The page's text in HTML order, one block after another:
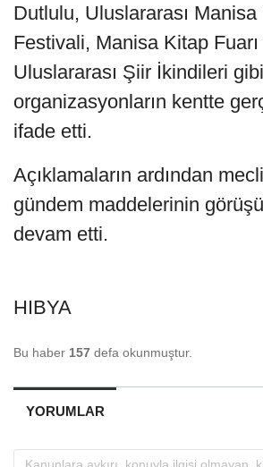
Dutlulu, Uluslararası
Festivali, Manisa Kitap
Uluslararası Şiir İkindileri gibi
organizasyonların kentte
ifade etti.
Açıklamaların ardından
gündem maddelerinin
devam etti.
HIBYA
Bu haber 157 defa okunmuştur.
YORUMLAR